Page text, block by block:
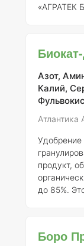
«АГРАТЕК
себя
факторам,
погодные
Азот,
Калий,
Атлантика
Удобрение
продукт,
до 85%.
продукт
Боро